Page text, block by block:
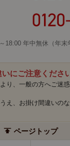
18:00 年中無休（年末
にご注意くださ
り、一般の方へご迷
え、お掛け間違いの
ページトップ